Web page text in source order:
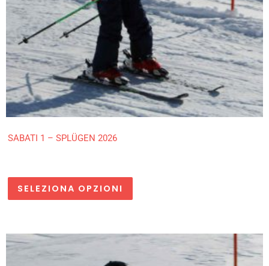
SABATI 1 – SPLÜGEN 2026
SELEZIONA OPZIONI